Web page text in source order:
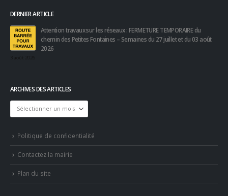
DERNIER ARTICLE
Attention travaux sur les réseaux : FERMETURE TEMPORAIRE du
chemin des Petites Fontaines – Semaines du 27 juillet et du 03 août
2026
ARCHIVES DES ARTICLES
Archives
des
Politique de confidentialité
Contactez la mairie
Plan du site